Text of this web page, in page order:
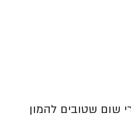
שום שטובים להמון